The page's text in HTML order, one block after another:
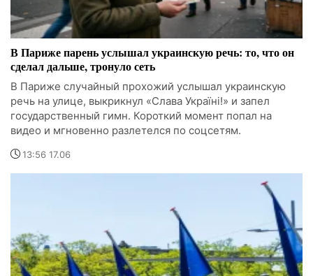
В Париже парень услышал украинскую речь: то, что он
сделал дальше, тронуло сеть
В Париже случайный прохожий услышал украинскую
речь на улице, выкрикнул «Слава Україні!» и запел
государственный гимн. Короткий момент попал на
видео и мгновенно разлетелся по соцсетям.
13:56 17.06